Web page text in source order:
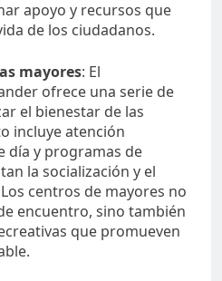
apoyo y recursos que
de los ciudadanos.
mayores: El
ofrece una serie de
el bienestar de las
incluye atención
día y programas de
la socialización y el
centros de mayores no
encuentro, sino también
que promueven